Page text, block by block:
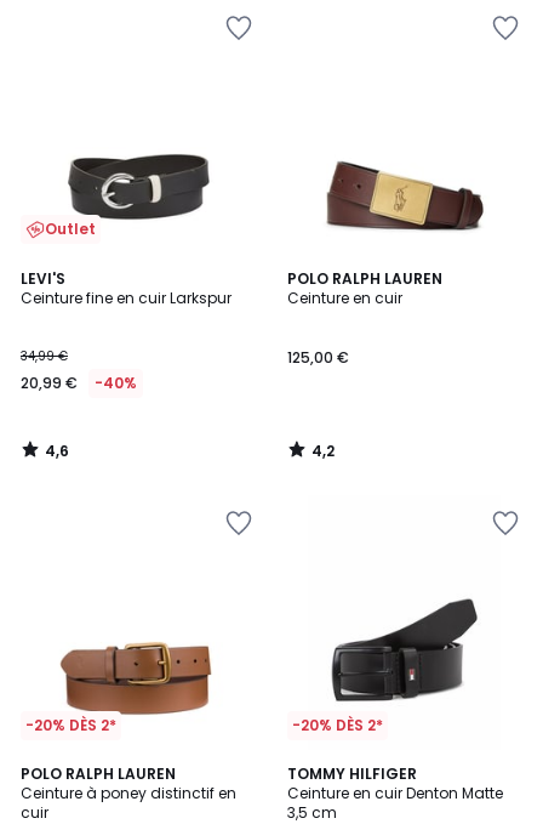
Outlet
LEVI'S
Ceinture fine en cuir Larkspur
34,99 €
20,99 € -40%
4,6
/ 5
4,6
/
POLO RALPH LAUREN
Ceinture en cuir
125,00 €
4,2
/ 5
4,2
/
-20% DÈS 2*
POLO RALPH LAUREN
Ceinture à poney distinctif en
cuir
5
/
5
2
Couleurs
-20% DÈS 2*
TOMMY HILFIGER
Ceinture en cuir Denton Matte
3,5 cm